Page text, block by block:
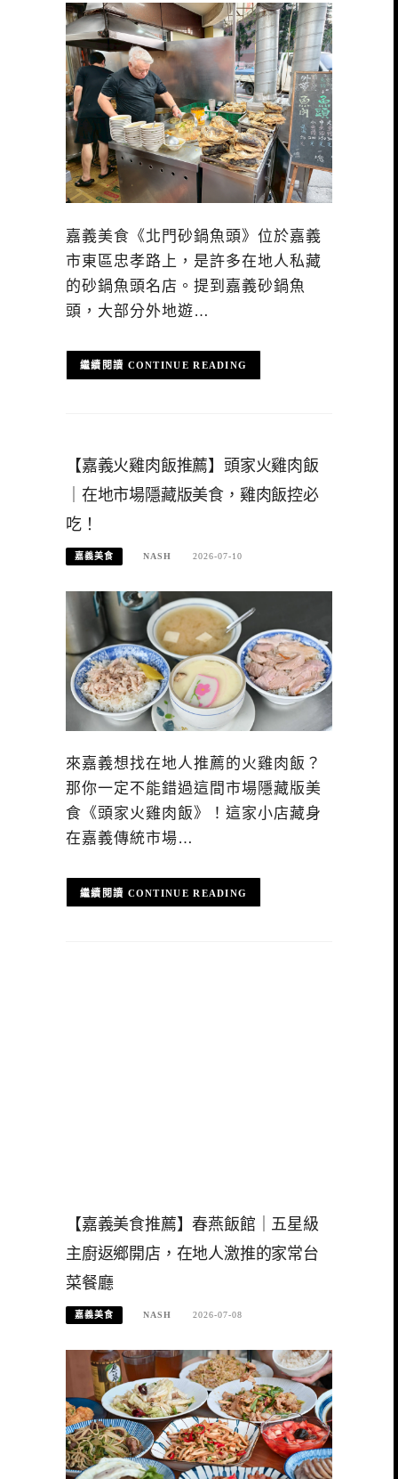
嘉義美食《北門砂鍋魚頭》位於嘉義
市東區忠孝路上，是許多在地人私藏
的砂鍋魚頭名店。提到嘉義砂鍋魚
頭，大部分外地遊…
CONTINUE READING
【嘉義火雞肉飯推薦】頭家火雞肉飯
｜在地市場隱藏版美食，雞肉飯控必
吃！
嘉義美食 NASH 2026-07-10
來嘉義想找在地人推薦的火雞肉飯？
那你一定不能錯過這間市場隱藏版美
食《頭家火雞肉飯》！這家小店藏身
在嘉義傳統市場…
CONTINUE READING
【嘉義美食推薦】春燕飯館｜五星級
主廚返鄉開店，在地人激推的家常台
菜餐廳
嘉義美食 NASH 2026-07-08